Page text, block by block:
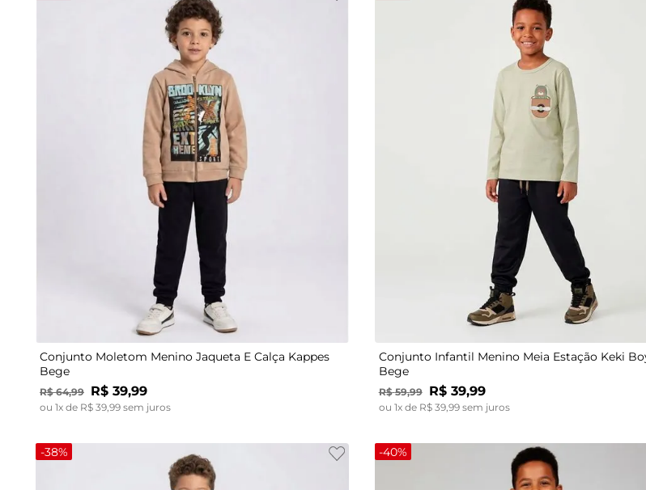
4 8
Conjunto Moletom Menino Jaqueta E Calça Kappes
Bege
R$ 64,99 R$ 39,99
ou 1x de R$ 39,99 sem juros
6 3 4 6
Conjunto Infantil Menino Meia Estação Keki
Bege
R$ 59,99 R$ 39,99
ou 1x de R$ 39,99sem juros
6
-38% -40%